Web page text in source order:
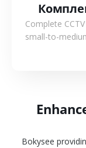
Complete
small-to-
Bokysee